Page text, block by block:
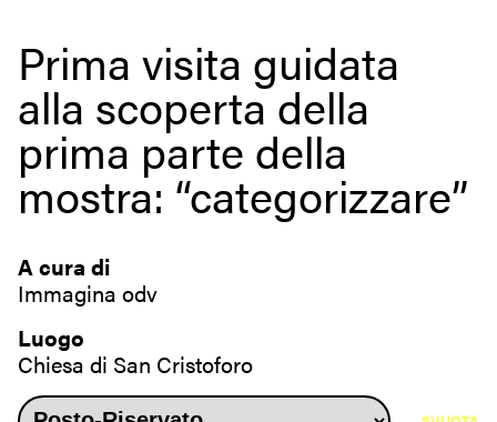
Prima visita guidata
alla scoperta della
prima parte della
mostra: “categorizzare”
A cura di
Immagina odv
Luogo
Chiesa di San Cristoforo